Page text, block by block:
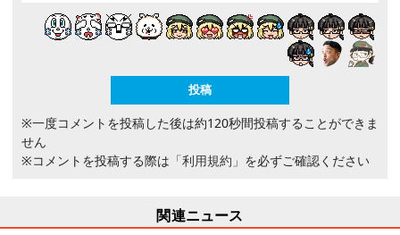
※一度コメントを投稿した後は約120秒間投稿することができま
せん
※コメントを投稿する際は 「利用規約」 を必ずご確認ください
関連ニュース